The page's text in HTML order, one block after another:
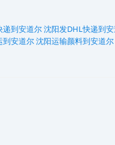
递到安道尔沈阳发DHL快递到
到安道尔沈阳运输颜料到安道尔